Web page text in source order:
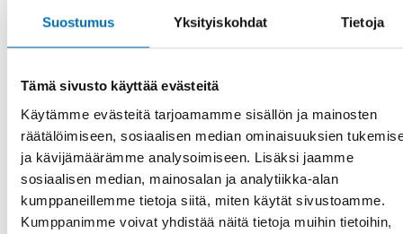
Suostumus Yksityiskohdat Tietoja
Tämä sivusto käyttää evästeitä
Käytämme evästeitä tarjoamamme sisällön ja mainosten
räätälöimiseen, sosiaalisen median ominaisuuksien
ja kävijämäärämme analysoimiseen. Lisäksi jaamme
sosiaalisen median, mainosalan ja analytiikka-alan
kumppaneillemme tietoja siitä, miten käytät sivustoamme.
Kumppanimme voivat yhdistää näitä tietoja muihin tietoihin,